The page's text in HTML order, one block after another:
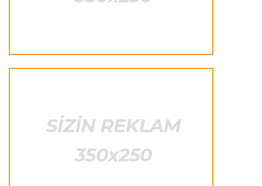
23:44 06.08.2026
"Antonelli mövsümün ən yaxşı pilotlarından